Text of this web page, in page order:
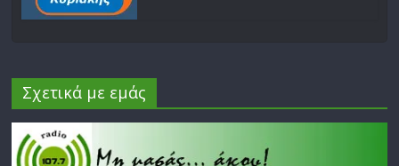
Σχετικά με εμάς